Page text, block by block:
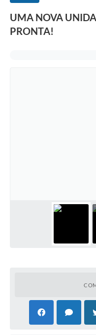
UMA NOVA
PRONTA!